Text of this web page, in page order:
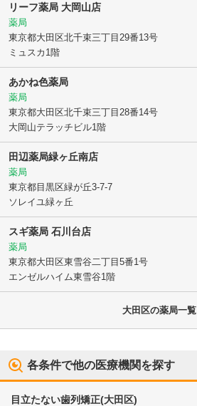
リーフ薬局 大岡山店
薬局
東京都大田区北千束三丁目29番13号
ミュスカ1階
あかね色薬局
薬局
東京都大田区北千束三丁目28番14号
大岡山テラッチビル1階
田辺薬局緑ヶ丘南店
薬局
東京都目黒区緑が丘3-7-7
ソレイユ緑ヶ丘
スギ薬局 石川台店
薬局
東京都大田区東雪谷二丁目5番1号
エンゼルハイム東雪谷1階
大田区の薬局一覧
各条件で他の医療機関を探す
目立たない歯列矯正(大田区)